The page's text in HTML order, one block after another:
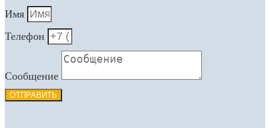
Имя
Телефон
Сообщение
ОТПРАВИТЬ